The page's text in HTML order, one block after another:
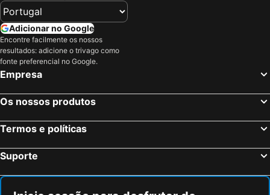
Alexandra Spingou Apartments
Scorpios Apartments
Adicionar no Google
Encontre facilmente os nossos
resultados: adicione o trivago como
fonte preferencial no Google.
Empresa
Os nossos produtos
Termos e políticas
Suporte